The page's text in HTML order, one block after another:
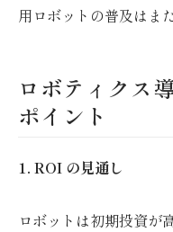
用ロボットの普及はま
ロボティクス
ポイント
1. ROI の見通し
ロボットは初期投資が